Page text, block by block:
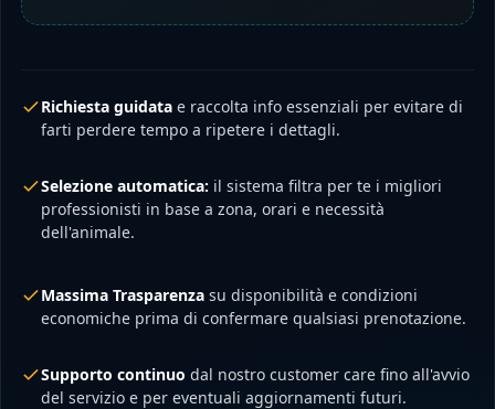
Richiesta guidata e raccolta info essenziali per evitare di
farti perdere tempo a ripetere i dettagli.
Selezione automatica: il sistema filtra per te i migliori
professionisti in base a zona, orari e necessità
dell'animale.
Massima Trasparenza su disponibilità e condizioni
economiche prima di confermare qualsiasi prenotazione.
Supporto continuo dal nostro customer care fino all'avvio
del servizio e per eventuali aggiornamenti futuri.